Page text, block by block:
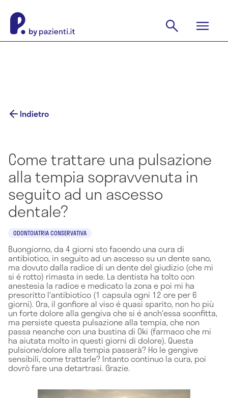
Indietro
Come trattare una pulsazione
alla tempia sopravvenuta in
seguito ad un ascesso
dentale?
ODONTOIATRIA CONSERVATIVA
Buongiorno, da 4 giorni sto facendo una cura di
antibiotico, in seguito ad un ascesso su un dente sano,
ma dovuto dalla radice di un dente del giudizio (che mi
si é rotto) rimasta in sede. La dentista ha tolto con
anestesia la radice e medicato la zona e poi mi ha
prescritto l'antibiotico (1 capsula ogni 12 ore per 6
giorni). Ora, il gonfiore al viso é quasi sparito, non ho più
un forte dolore alla gengiva che si é anch'essa sconfitta,
ma persiste questa pulsazione alla tempia, che non
passa neanche con una bustina di Oki (farmaco che mi
ha aiutata molto in questi giorni di dolore). Questa
pulsione/dolore alla tempia passerà? Ho le gengive
sensibili, come trattarle? Intanto continuo la cura, poi
dovrò fare una detartrasi. Grazie.